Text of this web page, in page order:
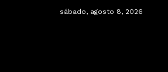
sábado, agosto 8, 2026